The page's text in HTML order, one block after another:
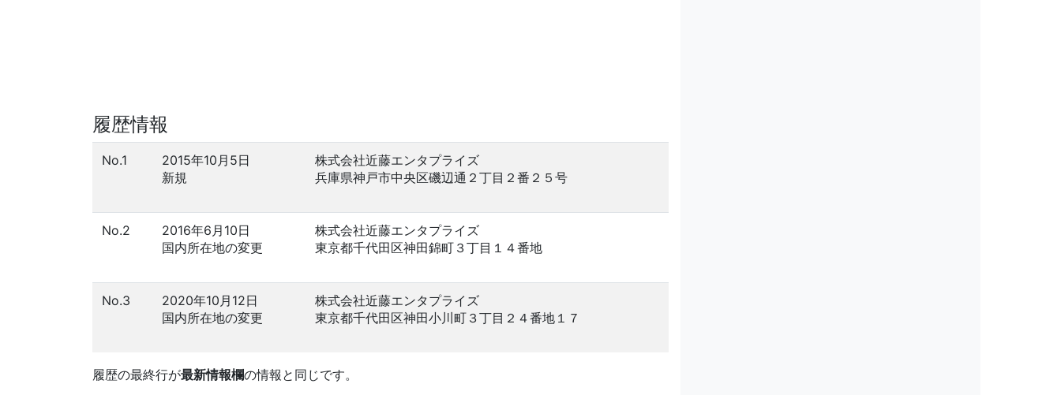
履歴情報
No.1
2015年10月5日
新規
株式会社近藤エンタプライズ
兵庫県神戸市中央区磯辺通２丁目２番２５号
No.2
2016年6月10日
国内所在地の変更
株式会社近藤エンタプライズ
東京都千代田区神田錦町３丁目１４番地
No.3
2020年10月12日
国内所在地の変更
株式会社近藤エンタプライズ
東京都千代田区神田小川町３丁目２４番地１７
履歴の最終行が最新情報欄の情報と同じです。